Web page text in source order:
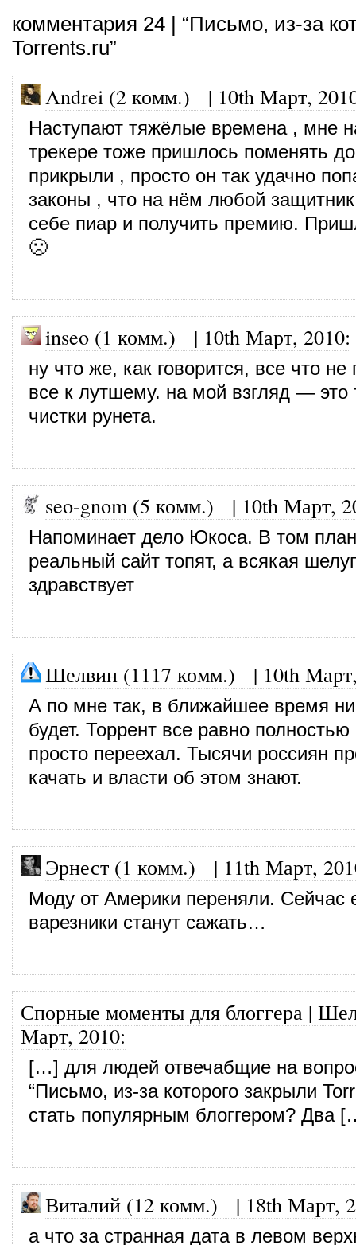
комментария 24 | “Письмо, из-за
Torrents.ru”
Andrei (2 комм.) | 10th Март,
Наступают тяжёлые времена , мне
трекере тоже пришлось поменять
прикрыли , просто он так удачно
законы , что на нём любой
себе пиар и получить премию.
🙁
inseo (1 комм.) | 10th Март, 2010:
ну что же, как говорится, все что не
все к лутшему. на мой взгляд — это
чистки рунета.
seo-gnom (5 комм.) | 10th Март,
Напоминает дело Юкоса. В том
реальный сайт топят, а всякая
здравствует
Шелвин (1117 комм.) | 10th
А по мне так, в ближайшее время
будет. Торрент все равно
просто переехал. Тысячи россиян
качать и власти об этом знают.
Эрнест (1 комм.) | 11th Март,
Моду от Америки переняли. Сейчас
варезники станут сажать…
Спорные моменты для блоггера |
Март, 2010:
[…] для людей отвечабщие на
“Письмо, из-за которого закрыли
стать популярным блоггером? Два
Виталий (12 комм.) | 18th Март,
а что за странная дата в левом